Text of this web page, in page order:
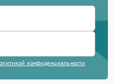
конфиденциальности